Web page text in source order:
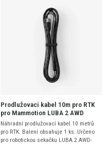
Prodlužovací kabel 10m pro RTK
pro Mammotion LUBA 2 AWD
Náhradní prodlužovací kabel 10 metrů
pro RTK. Balení obsahuje 1 ks. Určeno
pro robotickou sekačku LUBA 2 AWD-